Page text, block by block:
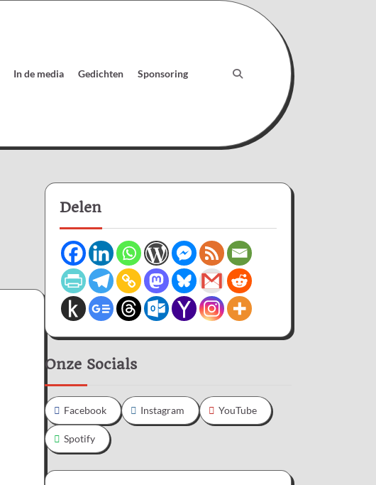
In de media Gedichten Sponsoring
Delen
Onze Socials
Facebook Instagram YouTube
Spotify